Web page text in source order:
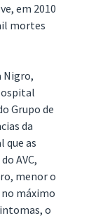
em 2010
mortes
Nigro,
Grupo de
da
que as
AVC,
menor o
no máximo
o